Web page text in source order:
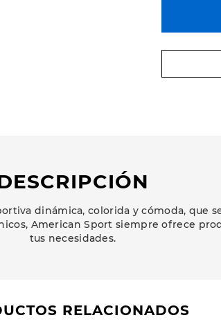
dinámica, colorida y cómoda, que
American Sport siempre ofrece
tus necesidades.
RELACIONADOS